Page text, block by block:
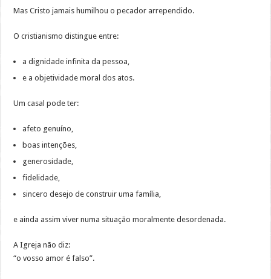
Mas Cristo jamais humilhou o pecador arrependido.
O cristianismo distingue entre:
a dignidade infinita da pessoa,
e a objetividade moral dos atos.
Um casal pode ter:
afeto genuíno,
boas intenções,
generosidade,
fidelidade,
sincero desejo de construir uma família,
e ainda assim viver numa situação moralmente desordenada.
A Igreja não diz:
“o vosso amor é falso”.